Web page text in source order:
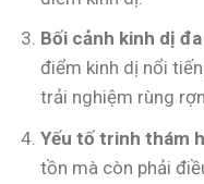
Bối cảnh kinh dị
điểm kinh dị nổi
trải nghiệm rùng
Yếu tố trinh thám
tồn mà còn phải